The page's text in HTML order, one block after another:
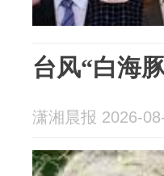
台风“白海
潇湘晨报 2026-